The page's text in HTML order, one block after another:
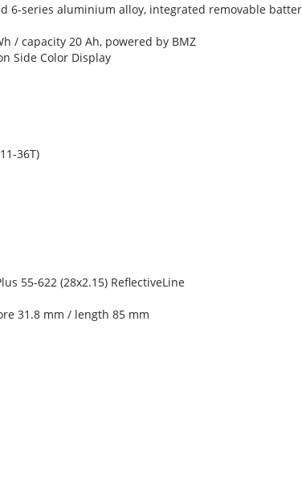
6-series aluminium alloy, integrated removable
/ capacity 20 Ah, powered by BMZ
Side Color Display
36T)
55-622 (28x2.15) ReflectiveLine
31.8 mm / length 85 mm